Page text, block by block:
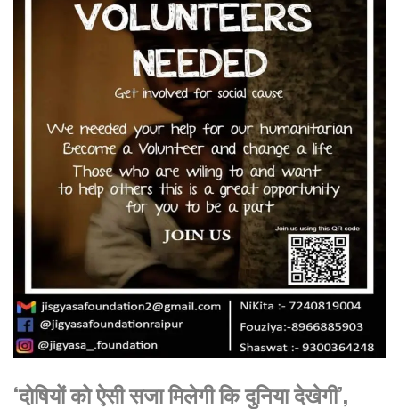
‘दोषियों को ऐसी सजा मिलेगी कि दुनिया देखेगी’,